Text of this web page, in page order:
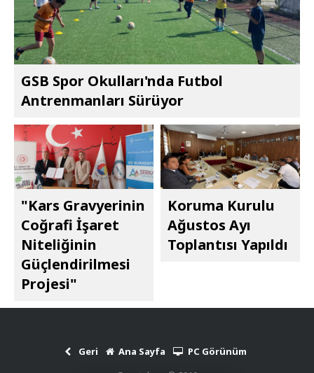
GSB Spor Okulları'nda Futbol
Antrenmanları Sürüyor
"Kars Gravyerinin
Coğrafi İşaret
Niteliğinin
Güçlendirilmesi
Projesi"
Koruma Kurulu
Ağustos Ayı
Toplantısı Yapıldı
Geri Ana Sayfa
PC Görünüm